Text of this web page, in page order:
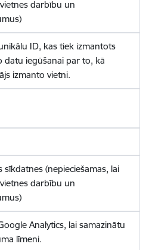
darbību un
ID, kas tiek izmantots
datu iegūšanai par to, kā
izmanto vietni.
sīkdatnes (nepieciešamas, lai
darbību un
Analytics, lai samazinātu
līmeni.